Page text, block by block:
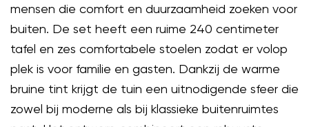
mensen die comfort en duurzaamheid zoeken voor
buiten. De set heeft een ruime 240 centimeter
tafel en zes comfortabele stoelen zodat er volop
plek is voor familie en gasten. Dankzij de warme
bruine tint krijgt de tuin een uitnodigende sfeer die
zowel bij moderne als bij klassieke buitenruimtes